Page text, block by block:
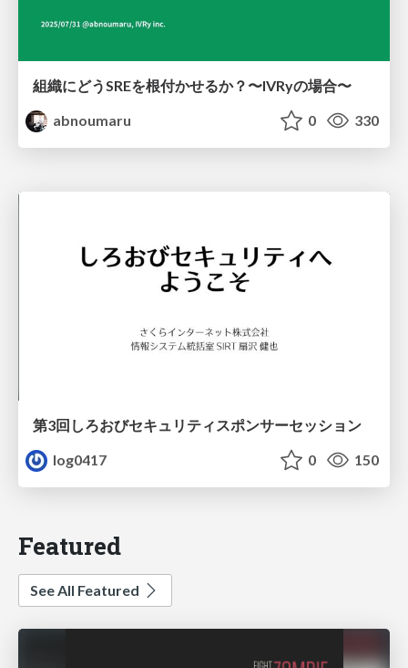
組織にどうSREを根付かせるか？〜IVRyの場合〜
abnoumaru
0 330
第3回しろおびセキュリティスポンサーセッション
log0417
0 150
Featured
See All Featured